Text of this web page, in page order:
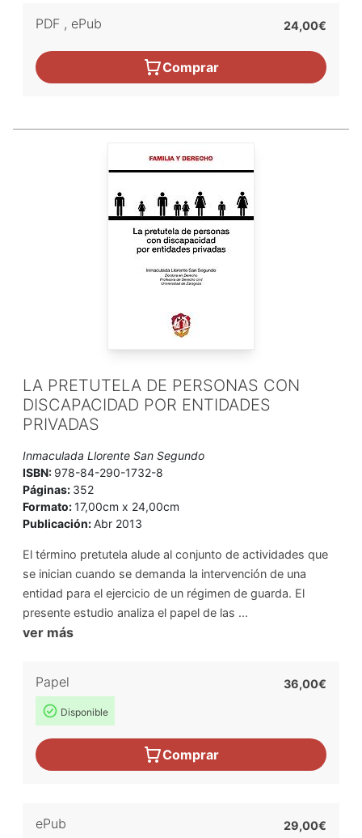
PDF , ePub 24,00€
Comprar
LA PRETUTELA DE PERSONAS CON
DISCAPACIDAD POR ENTIDADES
PRIVADAS
Inmaculada Llorente San Segundo
ISBN: 978-84-290-1732-8
Páginas: 352
Formato:17,00cm x 24,00cm
Publicación:Abr 2013
El término pretutela alude al conjunto de actividades que
se inician cuando se demanda la intervención de una
entidad para el ejercicio de un régimen de guarda. El
presente estudio analiza el papel de las ...
ver más
Papel
Disponible
36,00€
Comprar
ePub 29,00€